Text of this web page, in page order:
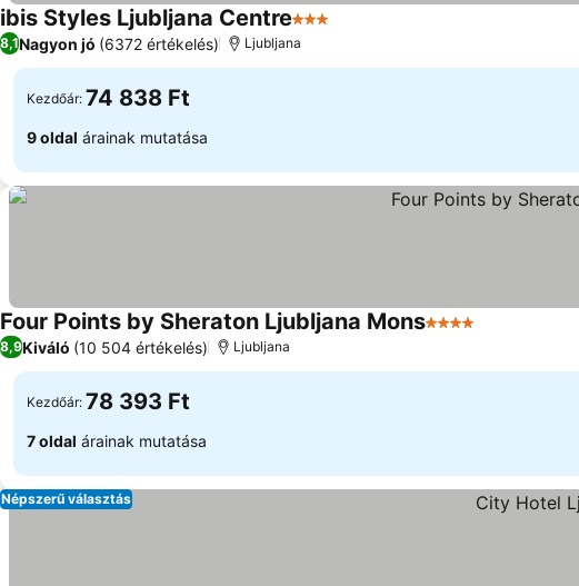
ibis Styles Ljubljana Centre3 Kategória
8,1Nagyon jó (6372 értékelés) Ljubljana
Kezdőár: 74 838 Ft
9 oldal árainak mutatása
Four Points by Sheraton Ljubljana Mons4 Kategória
8,9Kiváló (10 504 értékelés) Ljubljana
Kezdőár: 78 393 Ft
7 oldal árainak mutatása
Népszerű választás